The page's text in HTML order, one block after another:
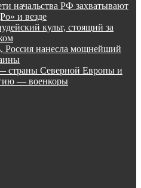
начальства РФ захватывают
и везде
культ, стоящий за
Россия нанесла мощнейший
страны Северной Европы и
— военкоры